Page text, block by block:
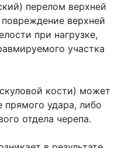
перелом верхней
верхней
при нагрузке,
участка
кости) может
прямого удара, либо
отдела черепа.